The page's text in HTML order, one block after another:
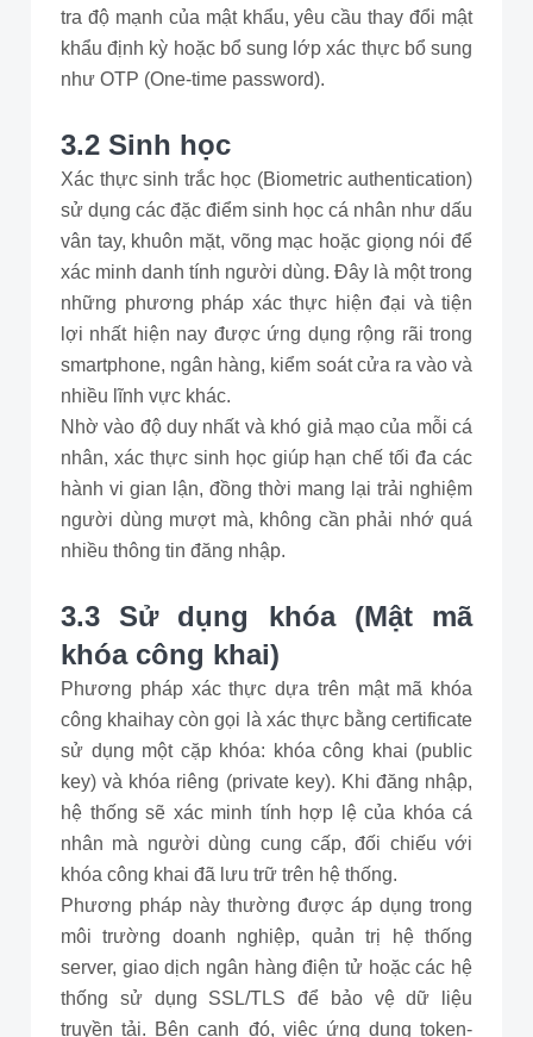
tra độ mạnh của mật khẩu, yêu cầu thay đổi mật
khẩu định kỳ hoặc bổ sung lớp xác thực bổ sung
như OTP (One-time password).
3.2 Sinh học
Xác thực sinh trắc học (Biometric authentication)
sử dụng các đặc điểm sinh học cá nhân như dấu
vân tay, khuôn mặt, võng mạc hoặc giọng nói để
xác minh danh tính người dùng. Đây là một trong
những phương pháp xác thực hiện đại và tiện
lợi nhất hiện nay được ứng dụng rộng rãi trong
smartphone, ngân hàng, kiểm soát cửa ra vào và
nhiều lĩnh vực khác.
Nhờ vào độ duy nhất và khó giả mạo của mỗi cá
nhân, xác thực sinh học giúp hạn chế tối đa các
hành vi gian lận, đồng thời mang lại trải nghiệm
người dùng mượt mà, không cần phải nhớ quá
nhiều thông tin đăng nhập.
3.3 Sử dụng khóa (Mật mã
khóa công khai)
Phương pháp xác thực dựa trên mật mã khóa
công khaihay còn gọi là xác thực bằng certificate
sử dụng một cặp khóa: khóa công khai (public
key) và khóa riêng (private key). Khi đăng nhập,
hệ thống sẽ xác minh tính hợp lệ của khóa cá
nhân mà người dùng cung cấp, đối chiếu với
khóa công khai đã lưu trữ trên hệ thống.
Phương pháp này thường được áp dụng trong
môi trường doanh nghiệp, quản trị hệ thống
server, giao dịch ngân hàng điện tử hoặc các hệ
thống sử dụng SSL/TLS để bảo vệ dữ liệu
truyền tải. Bên cạnh đó, việc ứng dụng token-